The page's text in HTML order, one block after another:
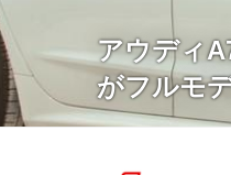
アウディ
がフルモ